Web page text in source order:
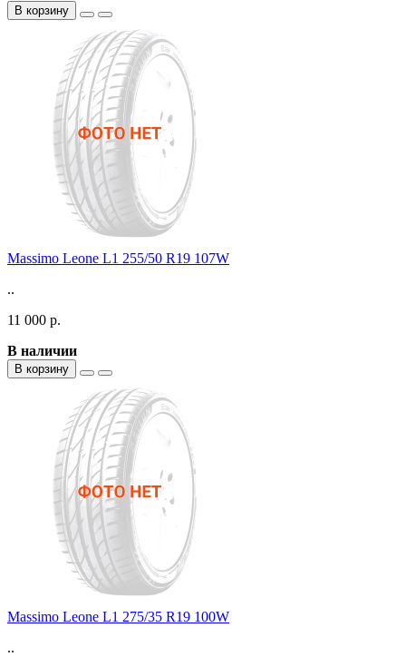
В корзину
Massimo Leone L1 255/50 R19 107W
..
11 000 р.
В наличии
В корзину
Massimo Leone L1 275/35 R19 100W
..